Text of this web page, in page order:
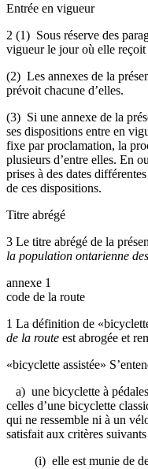
Entrée en vigueur
2 (1) Sous réserve des
vigueur le jour où elle
(2) Les annexes de la
prévoit chacune d’elles.
(3) Si une annexe de la
ses dispositions entre en
fixe par proclamation, la
plusieurs d’entre elles. En
prises à des dates
de ces dispositions.
Titre abrégé
3 Le titre abrégé de la
la population ontarienne
annexe 1
code de la route
1 La définition de
de la route est abrogée et
«bicyclette assistée»
a) une bicyclette à
celles d’une bicyclette
qui ne ressemble ni à un
satisfait aux critères suivants
(i) elle est munie de